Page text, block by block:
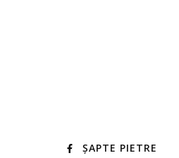
ȘAPTE PIETRE